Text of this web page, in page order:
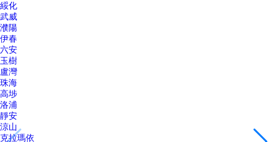
綏化
武威
濮陽
伊春
六安
玉樹
盧灣
珠海
高埗
洛浦
靜安
涼山
克拉瑪依